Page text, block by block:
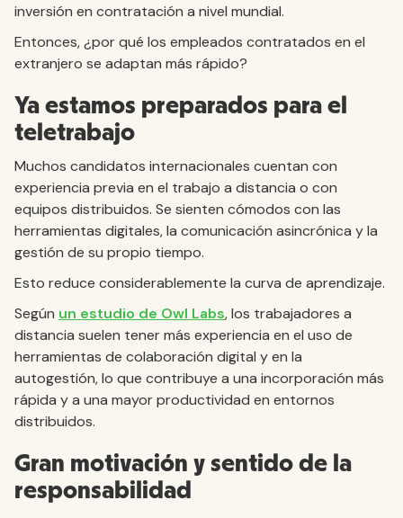
inversión en contratación a nivel mundial.
Entonces, ¿por qué los empleados contratados en el
extranjero se adaptan más rápido?
Ya estamos preparados para el
teletrabajo
Muchos candidatos internacionales cuentan con
experiencia previa en el trabajo a distancia o con
equipos distribuidos. Se sienten cómodos con las
herramientas digitales, la comunicación asincrónica y la
gestión de su propio tiempo.
Esto reduce considerablemente la curva de aprendizaje.
Según un estudio de Owl Labs, los trabajadores a
distancia suelen tener más experiencia en el uso de
herramientas de colaboración digital y en la
autogestión, lo que contribuye a una incorporación más
rápida y a una mayor productividad en entornos
distribuidos.
Gran motivación y sentido de la
responsabilidad